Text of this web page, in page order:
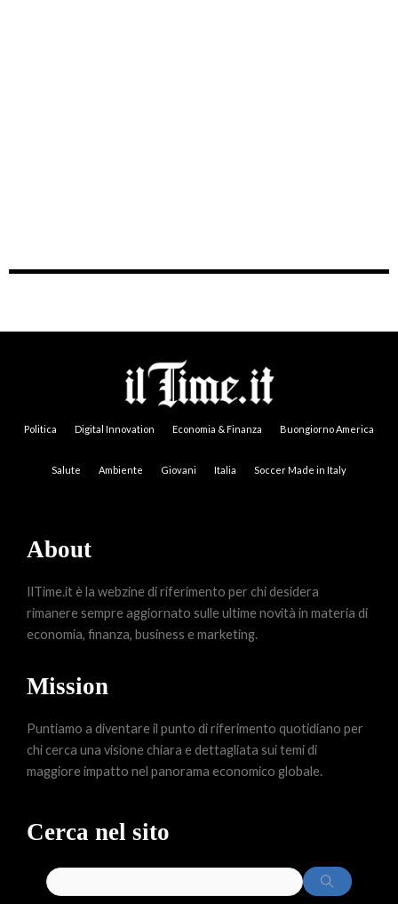
Politica Digital Innovation Economia & Finanza Buongiorno America
Salute Ambiente Giovani Italia Soccer Made in Italy
About
IlTime.it è la webzine di riferimento per chi desidera
rimanere sempre aggiornato sulle ultime novità in materia di
economia, finanza, business e marketing.
Mission
Puntiamo a diventare il punto di riferimento quotidiano per
chi cerca una visione chiara e dettagliata sui temi di
maggiore impatto nel panorama economico globale.
Cerca nel sito